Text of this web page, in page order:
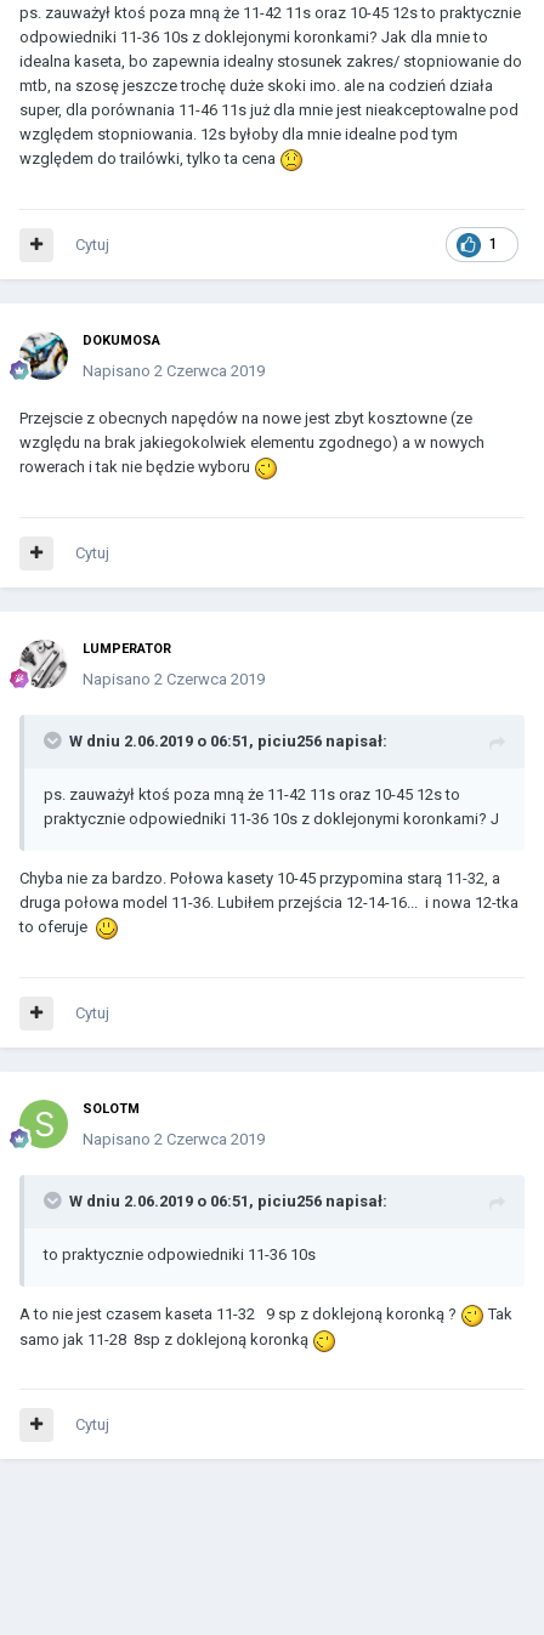
ps. zauważył ktoś poza mną że 11-42 11s oraz 10-45 12s to praktycznie
odpowiedniki 11-36 10s z doklejonymi koronkami? Jak dla mnie to
idealna kaseta, bo zapewnia idealny stosunek zakres/ stopniowanie do
mtb, na szosę jeszcze trochę duże skoki imo. ale na codzień działa
super, dla porównania 11-46 11s już dla mnie jest nieakceptowalne pod
względem stopniowania. 12s byłoby dla mnie idealne pod tym
względem do trailówki, tylko ta cena
1
Cytuj
DOKUMOSA
Napisano 2 Czerwca 2019
Przejscie z obecnych napędów na nowe jest zbyt kosztowne (ze
względu na brak jakiegokolwiek elementu zgodnego) a w nowych
rowerach i tak nie będzie wyboru
Cytuj
LUMPERATOR
Napisano 2 Czerwca 2019
W dniu 2.06.2019 o 06:51, piciu256 napisał:
ps. zauważył ktoś poza mną że 11-42 11s oraz 10-45 12s to
praktycznie odpowiedniki 11-36 10s z doklejonymi koronkami? J
Chyba nie za bardzo. Połowa kasety 10-45 przypomina starą 11-32, a
druga połowa model 11-36. Lubiłem przejścia 12-14-16... i nowa 12-tka
to oferuje
Cytuj
SOLOTM
Napisano 2 Czerwca 2019
W dniu 2.06.2019 o 06:51, piciu256 napisał:
to praktycznie odpowiedniki 11-36 10s
A to nie jest czasem kaseta 11-32 9 sp z doklejoną koronką ?
Tak
samo jak 11-28 8sp z doklejoną koronką
Cytuj